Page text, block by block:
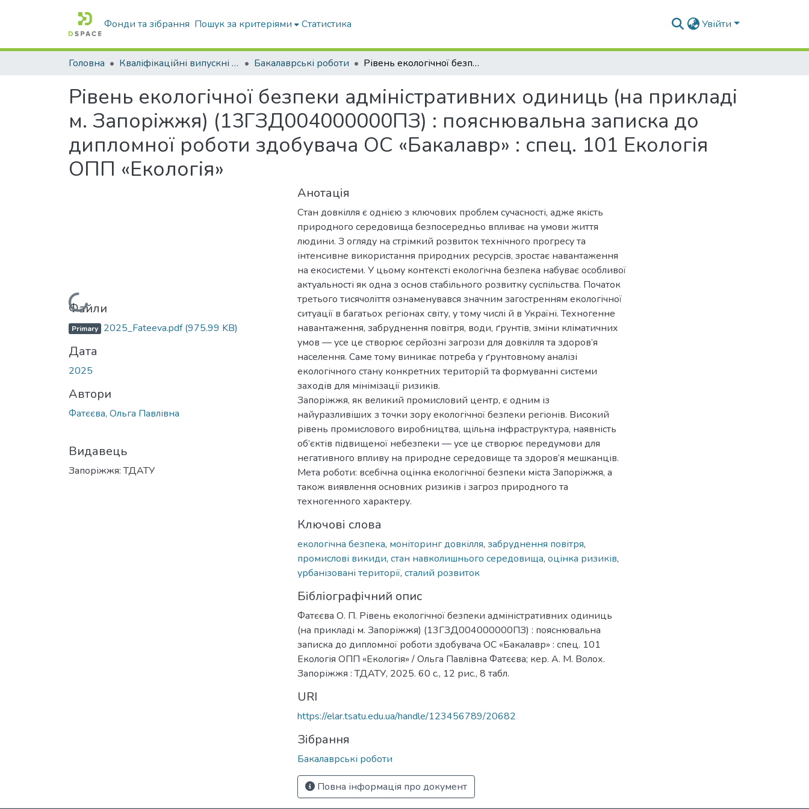
Фонди та зібрання Пошук за критеріями Статистика Увійти
Головна Кваліфікаційні випускні роботи бакалаврів і магістрів Бакалаврські роботи Рівень екологічної безпеки адміністративних одиниць (на прикладі м. Запоріжжя) (13ГЗД004000000ПЗ) : пояснювальна записка до дипломної роботи здобувача ОС «Бакалавр» : спец. 101 Екологія ОПП «Екологія»
Рівень екологічної безпеки адміністративних одиниць (на прикладі
м. Запоріжжя) (13ГЗД004000000ПЗ) : пояснювальна записка до
дипломної роботи здобувача ОС «Бакалавр» : спец. 101 Екологія
ОПП «Екологія»
Вантажиться...
Файли
Primary 2025_Fateeva.pdf(975.99 KB)
Дата
2025
Автори
Фатєєва, Ольга Павлівна
Видавець
Запоріжжя: ТДАТУ
Анотація
Стан довкілля є однією з ключових проблем сучасності, адже якість
природного середовища безпосередньо впливає на умови життя
людини. З огляду на стрімкий розвиток технічного прогресу та
інтенсивне використання природних ресурсів, зростає навантаження
на екосистеми. У цьому контексті екологічна безпека набуває особливої
актуальності як одна з основ стабільного розвитку суспільства. Початок
третього тисячоліття ознаменувався значним загостренням екологічної
ситуації в багатьох регіонах світу, у тому числі й в Україні. Техногенне
навантаження, забруднення повітря, води, ґрунтів, зміни кліматичних
умов — усе це створює серйозні загрози для довкілля та здоров’я
населення. Саме тому виникає потреба у ґрунтовному аналізі
екологічного стану конкретних територій та формуванні системи
заходів для мінімізації ризиків.
Запоріжжя, як великий промисловий центр, є одним із
найуразливіших з точки зору екологічної безпеки регіонів. Високий
рівень промислового виробництва, щільна інфраструктура, наявність
об’єктів підвищеної небезпеки — усе це створює передумови для
негативного впливу на природне середовище та здоров’я мешканців.
Мета роботи: всебічна оцінка екологічної безпеки міста Запоріжжя, а
також виявлення основних ризиків і загроз природного та
техногенного характеру.
Ключові слова
екологічна безпека, моніторинг довкілля, забруднення повітря,
промислові викиди, стан навколишнього середовища, оцінка ризиків,
урбанізовані території, сталий розвиток
Бібліографічний опис
Фатєєва О. П. Рівень екологічної безпеки адміністративних одиниць
(на прикладі м. Запоріжжя) (13ГЗД004000000ПЗ) : пояснювальна
записка до дипломної роботи здобувача ОС «Бакалавр» : спец. 101
Екологія ОПП «Екологія» / Ольга Павлівна Фатєєва; кер. А. М. Волох.
Запоріжжя : ТДАТУ, 2025. 60 с., 12 рис., 8 табл.
URI
https://elar.tsatu.edu.ua/handle/123456789/20682
Зібрання
Бакалаврські роботи
Повна інформація про документ